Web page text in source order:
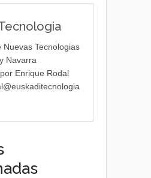
Nuevas Tecnologias
Navarra
Enrique Rodal